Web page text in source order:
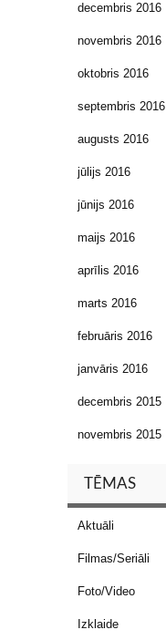
decembris 2016
novembris 2016
oktobris 2016
septembris 2016
augusts 2016
jūlijs 2016
jūnijs 2016
maijs 2016
aprīlis 2016
marts 2016
februāris 2016
janvāris 2016
decembris 2015
novembris 2015
TĒMAS
Aktuāli
Filmas/Seriāli
Foto/Video
Izklaide